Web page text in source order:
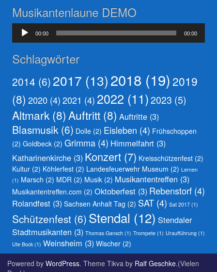
Musikantenlaune DEMO
Audio-
Player
00:00 00:00
Schlagwörter
2014 (6) 2017 (13)2018 (19) 2019
(8) 2020 (4)2021 (4) 2022 (11)2023 (5)
Altmark (8)Auftritt (8) Auftritte (3)
Blasmusik(6) Dolle (2) Eisleben (4) Frühschoppen
(2) Goldbeck (2) Grimma (4) Himmelfahrt (3)
Katharinenkirche (3) Konzert (7) Kreisschützenfest (2)
Kultur (2) Köhlerfest (2) Landesfeuerwehr Museum (2) Lernen
(1) Marsch (2) MDR (2) Musik (2) Musikantentreffen (3)
Musikantentreffen.com (2) Oktoberfest (3) Rebenstorf (4)
Rolandfest (3) Sachsen Anhalt Tag (2) SAT (4) Sat 2017 (1)
Schützenfest (6) Stendal (12) Stendaler
Stadtmusikanten (3) Thomas Gansch (1) Trompete (1) Uraufführung (1)
Ute Bock (1) Weinsheim (3) Wischer (2)
Powered by WordPress. Theme Tikva by Ralf Geschke.(Vielen